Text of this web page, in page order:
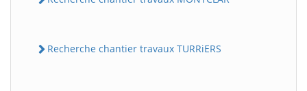
Recherche chantier travaux TURRiERS